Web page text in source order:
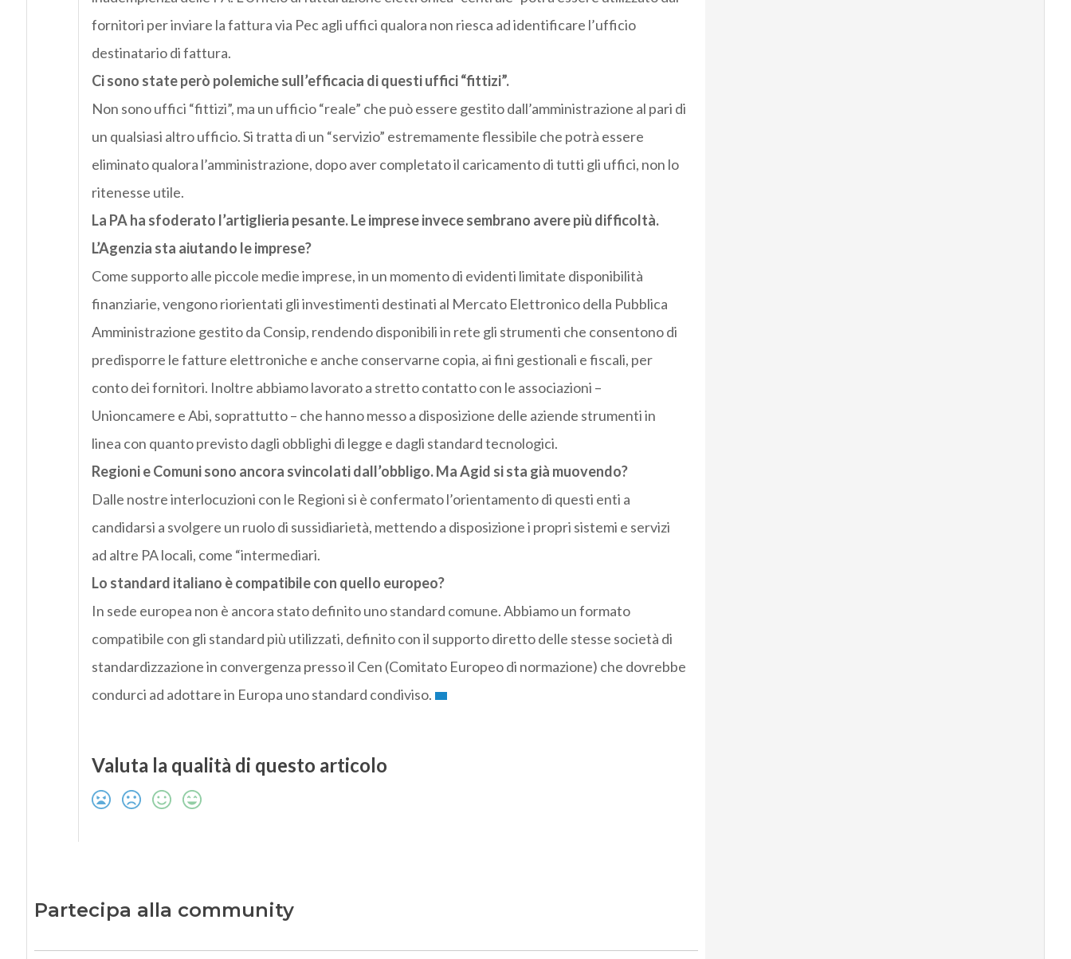
fornitori per inviare la fattura via Pec agli uffici qualora non riesca ad identificare l’ufficio
destinatario di fattura.
Ci sono state però polemiche sull’efficacia di questi uffici “fittizi”.
Non sono uffici “fittizi”, ma un ufficio “reale” che può essere gestito dall’amministrazione al pari di
un qualsiasi altro ufficio. Si tratta di un “servizio” estremamente flessibile che potrà essere
eliminato qualora l’amministrazione, dopo aver completato il caricamento di tutti gli uffici, non lo
ritenesse utile.
La PA ha sfoderato l’artiglieria pesante. Le imprese invece sembrano avere più difficoltà.
L’Agenzia sta aiutando le imprese?
Come supporto alle piccole medie imprese, in un momento di evidenti limitate disponibilità
finanziarie, vengono riorientati gli investimenti destinati al Mercato Elettronico della Pubblica
Amministrazione gestito da Consip, rendendo disponibili in rete gli strumenti che consentono di
predisporre le fatture elettroniche e anche conservarne copia, ai fini gestionali e fiscali, per
conto dei fornitori. Inoltre abbiamo lavorato a stretto contatto con le associazioni –
Unioncamere e Abi, soprattutto – che hanno messo a disposizione delle aziende strumenti in
linea con quanto previsto dagli obblighi di legge e dagli standard tecnologici.
Regioni e Comuni sono ancora svincolati dall’obbligo. Ma Agid si sta già muovendo?
Dalle nostre interlocuzioni con le Regioni si è confermato l’orientamento di questi enti a
candidarsi a svolgere un ruolo di sussidiarietà, mettendo a disposizione i propri sistemi e servizi
ad altre PA locali, come “intermediari.
Lo standard italiano è compatibile con quello europeo?
In sede europea non è ancora stato definito uno standard comune. Abbiamo un formato
compatibile con gli standard più utilizzati, definito con il supporto diretto delle stesse società di
standardizzazione in convergenza presso il Cen (Comitato Europeo di normazione) che dovrebbe
condurci ad adottare in Europa uno standard condiviso.
Valuta la qualità di questo articolo
Partecipa alla community